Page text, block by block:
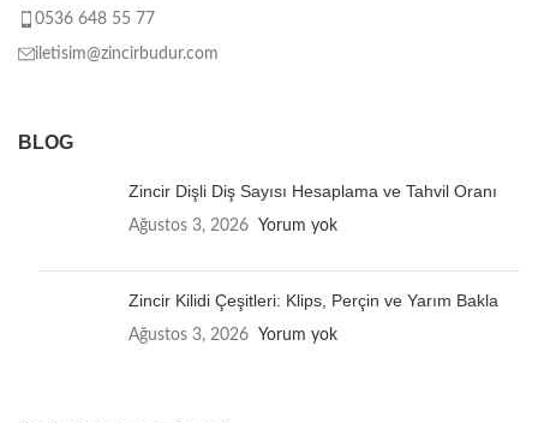
0536 648 55 77
iletisim@zincirbudur.com
BLOG
Zincir Dişli Diş Sayısı Hesaplama ve Tahvil Oranı
Ağustos 3, 2026 Yorum yok
Zincir Kilidi Çeşitleri: Klips, Perçin ve Yarım Bakla
Ağustos 3, 2026 Yorum yok